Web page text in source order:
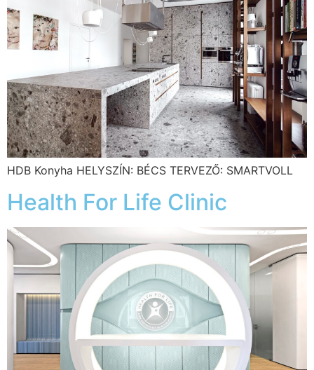
HDB Konyha HELYSZÍN: BÉCS TERVEZŐ: SMARTVOLL
Health For Life Clinic